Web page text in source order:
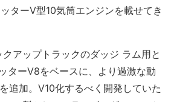
ターV型10気筒エンジンを載せてき
アップトラックのダッジ ラム用と
ターV8をベースに、より過激な動
追加。V10化するべく開発していた